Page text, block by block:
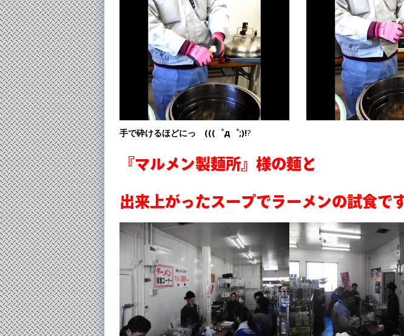
手で砕けるほどにっ (((゜д゜;)!?
『マルメン製麺所』様の麺と
出来上がったスープでラーメンの試食です